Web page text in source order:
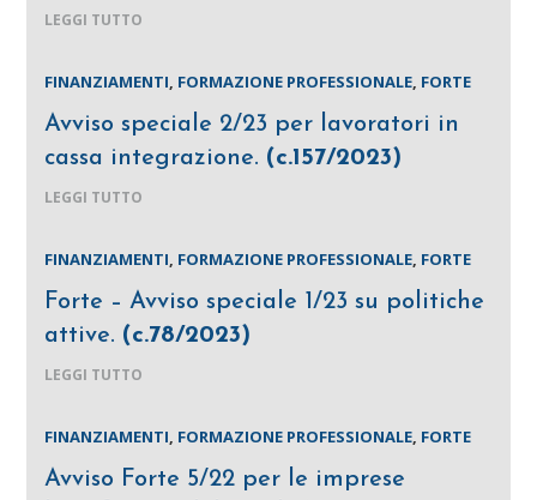
LEGGI TUTTO
FINANZIAMENTI, FORMAZIONE PROFESSIONALE, FORTE
Avviso speciale 2/23 per lavoratori in
cassa integrazione. (c.157/2023)
LEGGI TUTTO
FINANZIAMENTI, FORMAZIONE PROFESSIONALE, FORTE
Forte – Avviso speciale 1/23 su politiche
attive. (c.78/2023)
LEGGI TUTTO
FINANZIAMENTI, FORMAZIONE PROFESSIONALE, FORTE
Avviso Forte 5/22 per le imprese